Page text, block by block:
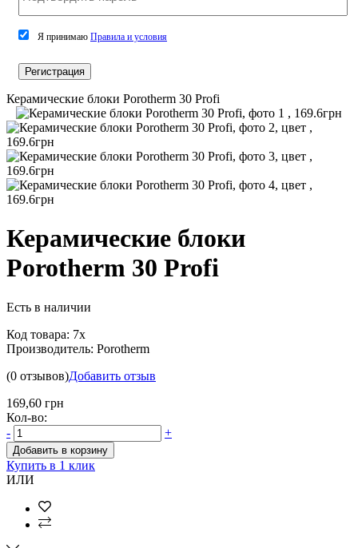
Я принимаю Правила и условия
Регистрация
Керамические блоки Porotherm 30 Profi
Керамические блоки
Porotherm 30 Profi
Есть в наличии
Код товара: 7x
Производитель: Porotherm
(0 отзывов)Добавить отзыв
169,60 грн
Кол-во:
-
+
Добавить в корзину
Купить в 1 клик
ИЛИ